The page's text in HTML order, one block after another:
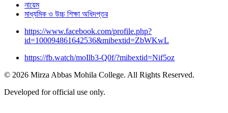
নায়েম
মাধ্যমিক ও উচ্চ শিক্ষা অধিদপ্তর
https://www.facebook.com/profile.php?
id=100094861642536&mibextid=ZbWKwL
https://fb.watch/moIlb3-Q0f/?mibextid=Nif5oz
© 2026 Mirza Abbas Mohila College. All Rights Reserved.
Developed for official use only.